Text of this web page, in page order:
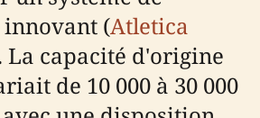
(Atletica
La capacité d'origine
de 10 000 à 30 000